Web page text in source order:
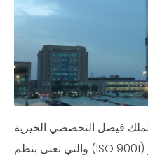
فيصل التخصصي الخيرية
“وريف الخيرية” على شهادة الآيزو (lSO 9001) والتي تعنى بنظم